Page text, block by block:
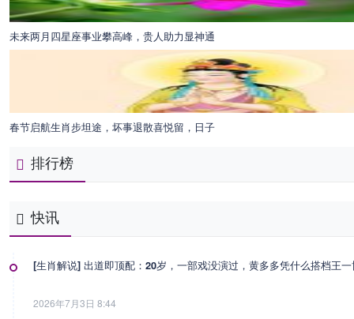
未来两月四星座事业攀高峰，贵人助力显神通
春节启航生肖步坦途，坏事退散喜悦留，日子
排行榜
快讯
[生肖解说] 出道即顶配：20岁，一部戏没演过，黄多多凭什么搭档王
2026年7月3日 8:44